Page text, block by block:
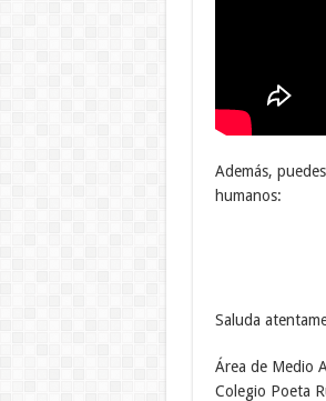
Además,
humanos:
Saluda
Área de Medio
Colegio Poeta